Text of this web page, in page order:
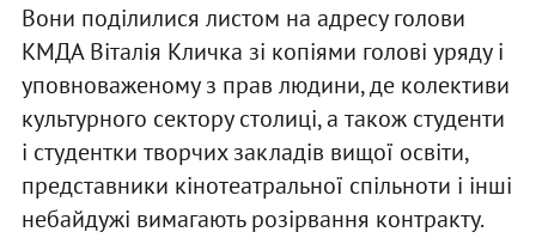
Вони поділилися листом на адресу голови
КМДА Віталія Кличка зі копіями голові уряду і
уповноваженому з прав людини, де колективи
культурного сектору столиці, а також студенти
і студентки творчих закладів вищої освіти,
представники кінотеатральної спільноти і інші
небайдужі вимагають розірвання контракту.